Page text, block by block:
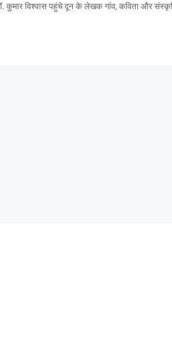
कुमार विश्वास पहुंचे दून के लेखक गांव, कविता और